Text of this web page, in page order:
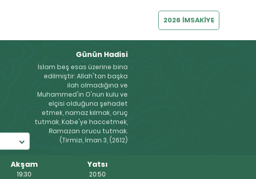
2026 İMSAKİYE
Günün Hadisi
İslam beş esas üzerine bina
edilmiştir: Allah'tan başka
ilah olmadığına ve
Muhammed'in O'nun kulu ve
elçisi olduğuna şehadet
etmek, namaz kılmak, oruç
tutmak, Kabe'ye haccetmek,
Ramazan orucu tutmak.
(Tirmizi, İman 3, (2612)
Akşam
19:30
Yatsı
20:50